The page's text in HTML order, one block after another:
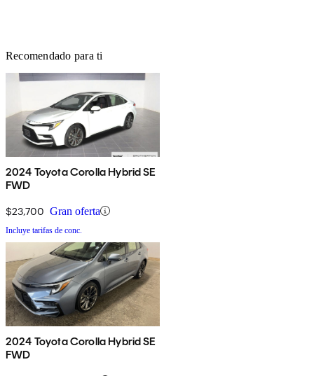
Recomendado para ti
2024 Toyota Corolla Hybrid SE
FWD
$23,700 Gran oferta
Incluye tarifas de conc.
2024 Toyota Corolla Hybrid SE
FWD